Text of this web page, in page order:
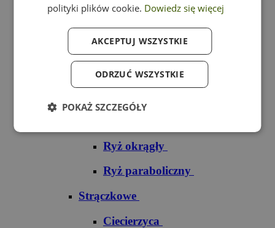
Ryż czerwony
Ryż do sushi
Ryż okrągły
Ryż paraboliczny
Strączkowe
Ciecierzyca
polityki plików cookie. Dowiedz się więcej
AKCEPTUJ WSZYSTKIE
ODRZUĆ WSZYSTKIE
POKAŻ SZCZEGÓŁY